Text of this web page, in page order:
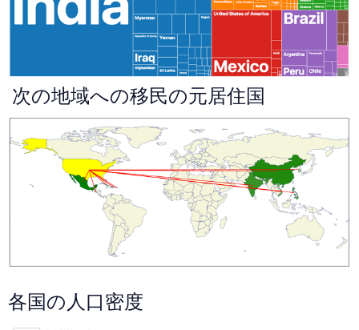
次の地域への移民の元居住国
各国の人口密度